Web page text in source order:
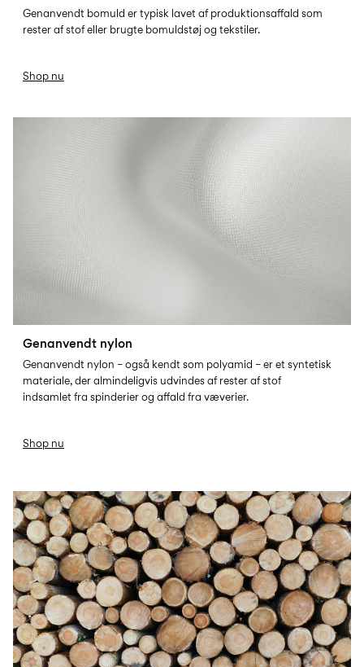
Genanvendt bomuld er typisk lavet af produktionsaffald som
rester af stof eller brugte bomuldstøj og tekstiler.
Shop nu
Genanvendt nylon
Genanvendt nylon – også kendt som polyamid – er et syntetisk
materiale, der almindeligvis udvindes af rester af stof
indsamlet fra spinderier og affald fra væverier.
Shop nu
TENCEL-MODAL